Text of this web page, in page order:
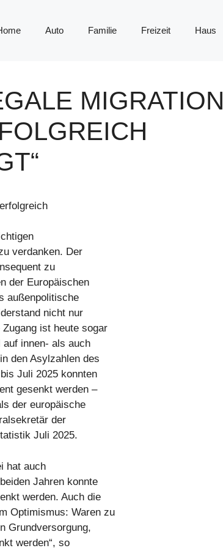
Auto Familie Freizeit Haus
MIGRATION
verdanken. Der
zu
der Europäischen
außenpolitische
nicht nur
ist heute sogar
innen- als auch
den Asylzahlen des
Juli 2025 konnten
gesenkt werden –
der europäische
der
Juli 2025.
hat auch
Jahren konnte
werden. Auch die
Optimismus: Waren zu
Grundversorgung,
werden“, so